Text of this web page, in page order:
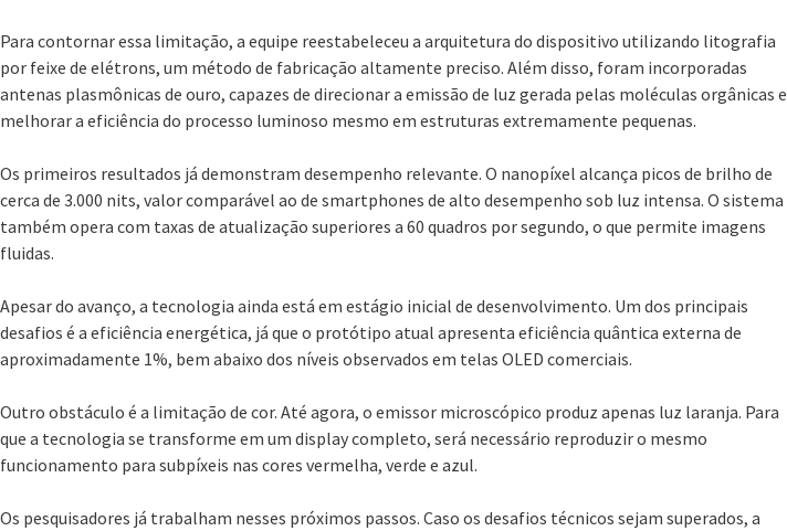
Para contornar essa limitação, a equipe reestabeleceu a arquitetura do dispositivo utilizando litografia
por feixe de elétrons, um método de fabricação altamente preciso. Além disso, foram incorporadas
antenas plasmônicas de ouro, capazes de direcionar a emissão de luz gerada pelas moléculas orgânicas e
melhorar a eficiência do processo luminoso mesmo em estruturas extremamente pequenas.
Os primeiros resultados já demonstram desempenho relevante. O nanopíxel alcança picos de brilho de
cerca de 3.000 nits, valor comparável ao de smartphones de alto desempenho sob luz intensa. O sistema
também opera com taxas de atualização superiores a 60 quadros por segundo, o que permite imagens
fluidas.
Apesar do avanço, a tecnologia ainda está em estágio inicial de desenvolvimento. Um dos principais
desafios é a eficiência energética, já que o protótipo atual apresenta eficiência quântica externa de
aproximadamente 1%, bem abaixo dos níveis observados em telas OLED comerciais.
Outro obstáculo é a limitação de cor. Até agora, o emissor microscópico produz apenas luz laranja. Para
que a tecnologia se transforme em um display completo, será necessário reproduzir o mesmo
funcionamento para subpíxeis nas cores vermelha, verde e azul.
Os pesquisadores já trabalham nesses próximos passos. Caso os desafios técnicos sejam superados, a